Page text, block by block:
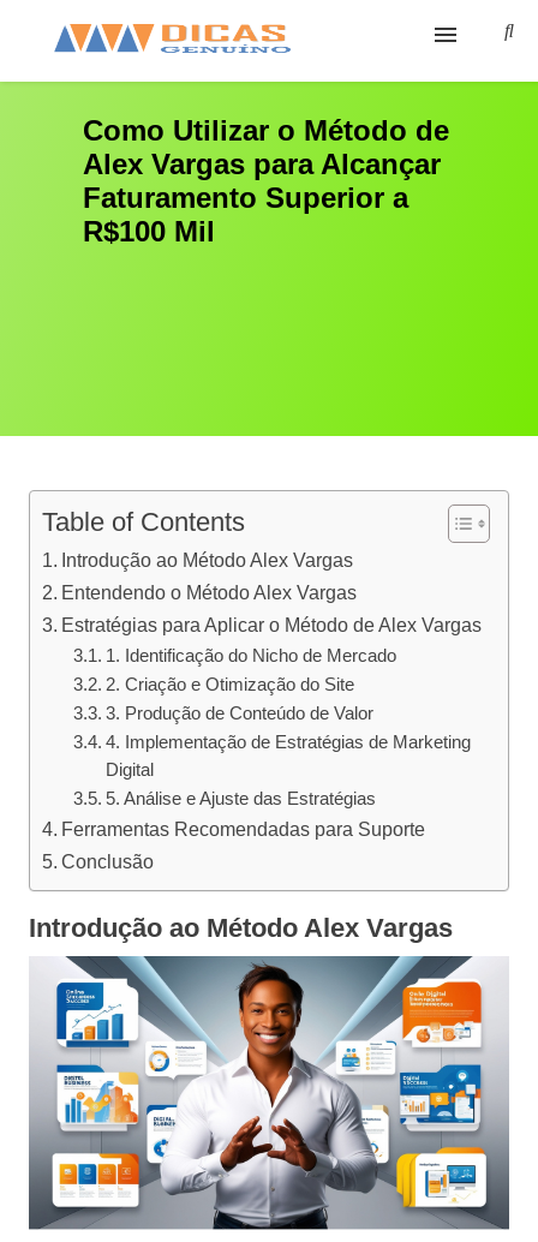
Cursos
Sobre
Como Utilizar o Método de
Alex Vargas para Alcançar
Faturamento Superior a
R$100 Mil
Table of Contents
Introdução ao Método Alex Vargas
Entendendo o Método Alex Vargas
Estratégias para Aplicar o Método de Alex Vargas
1. Identificação do Nicho de Mercado
2. Criação e Otimização do Site
3. Produção de Conteúdo de Valor
4. Implementação de Estratégias de Marketing
Digital
5. Análise e Ajuste das Estratégias
Ferramentas Recomendadas para Suporte
Conclusão
Introdução ao Método Alex Vargas